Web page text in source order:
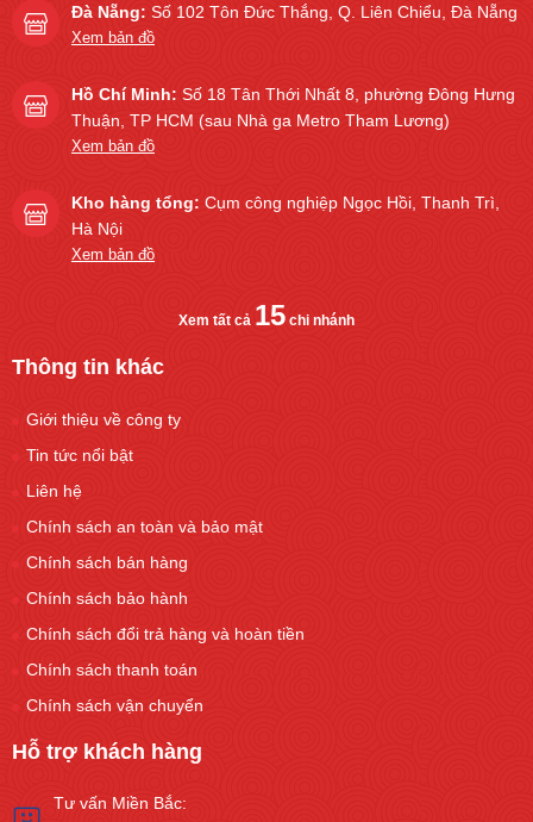
Đà Nẵng: Số 102 Tôn Đức Thắng, Q. Liên Chiểu, Đà Nẵng
Xem bản đồ
Hồ Chí Minh: Số 18 Tân Thới Nhất 8, phường Đông Hưng
Thuận, TP HCM (sau Nhà ga Metro Tham Lương)
Xem bản đồ
Kho hàng tổng: Cụm công nghiệp Ngọc Hồi, Thanh Trì,
Hà Nội
Xem bản đồ
Xem tất cả 15 chi nhánh
Thông tin khác
Giới thiệu về công ty
Tin tức nổi bật
Liên hệ
Chính sách an toàn và bảo mật
Chính sách bán hàng
Chính sách bảo hành
Chính sách đổi trả hàng và hoàn tiền
Chính sách thanh toán
Chính sách vận chuyển
Hỗ trợ khách hàng
Tư vấn Miền Bắc: